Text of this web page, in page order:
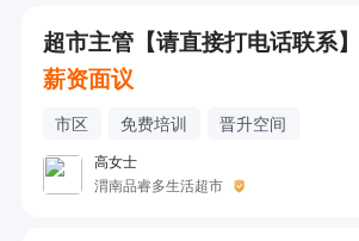
超市主管【请直接打电话联系】
薪资面议
市区 免费培训 晋升空间
高女士
渭南品睿多生活超市